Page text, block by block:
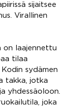
sijaitsee
Virallinen
on laajennettu
tilaa
sydämen
takka, jotka
yhdessäoloon.
joka